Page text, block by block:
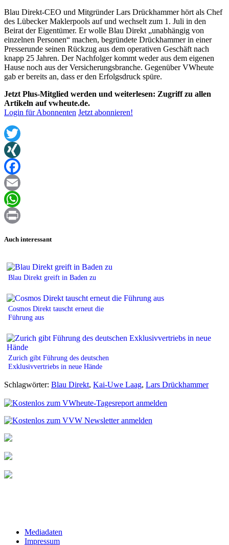
Blau Direkt-CEO und Mitgründer Lars Drückhammer hört als Chef
des Lübecker Maklerpools auf und wechselt zum 1. Juli in den
Beirat der Eigentümer. Er wolle Blau Direkt „unabhängig von
einzelnen Personen“ machen, begründete Drückhammer in einer
Presserunde seinen Rückzug aus dem operativen Geschäft nach
knapp 25 Jahren. Der Nachfolger kommt weder aus dem eigenen
Hause noch aus der Versicherungsbranche. Gegenüber VWheute
gab er bereits an, dass er den Erfolgsdruck spüre.
Jetzt Plus-Mitglied werden und weiterlesen: Zugriff zu allen
Artikeln auf vwheute.de.
Login für Abonnenten Jetzt abonnieren!
Twitter
XING
Facebook
Email
WhatsApp
Auch interessant
Blau Direkt greift in Baden zu
Cosmos Direkt tauscht erneut die
Führung aus
Zurich gibt Führung des deutschen
Exklusivvertriebs in neue Hände
Schlagwörter: Blau Direkt, Kai-Uwe Laag, Lars Drückhammer
Mediadaten
Impressum